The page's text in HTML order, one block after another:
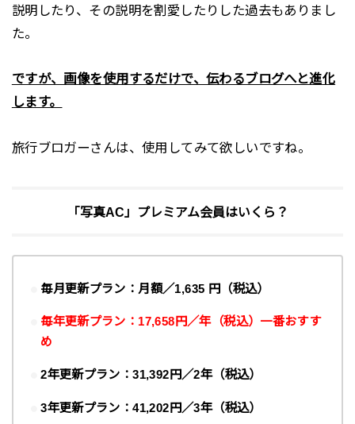
説明したり、その説明を割愛したりした過去もありまし
た。
ですが、画像を使用するだけで、伝わるブログへと進化
します。
旅行ブロガーさんは、使用してみて欲しいですね。
「写真AC」プレミアム会員はいくら？
毎月更新プラン： 月額／1,635 円（税込）
毎年更新プラン： 17,658 円／年（税込）一番おすす
め
2年更新プラン：31,392 円／2年（税込）
3年更新プラン：41,202 円／3年（税込）